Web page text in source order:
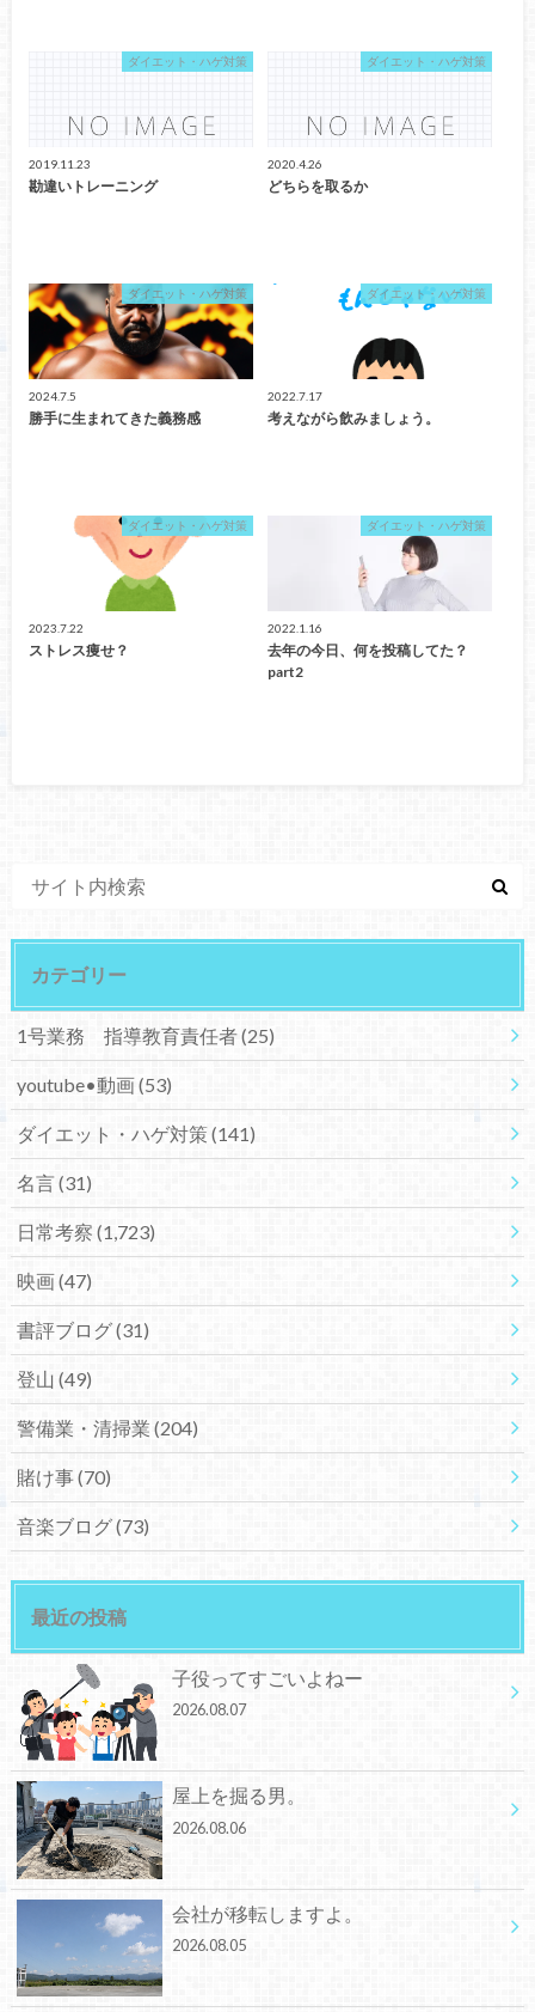
ダイエット・ハゲ対策
2019.11.23
勘違いトレーニング
ダイエット・ハゲ対策
2020.4.26
どちらを取るか
ダイエット・ハゲ対策
2024.7.5
勝手に生まれてきた義務感
ダイエット・ハゲ対策
2022.7.17
考えながら飲みましょう。
ダイエット・ハゲ対策
2023.7.22
ストレス痩せ？
ダイエット・ハゲ対策
2022.1.16
去年の今日、何を投稿してた？
part2
カテゴリー
1号業務 指導教育責任者(25)
youtube•動画(53)
ダイエット・ハゲ対策(141)
名言(31)
日常考察 (1,723)
映画(47)
書評ブログ(31)
登山 (49)
警備業・清掃業 (204)
賭け事(70)
音楽ブログ(73)
最近の投稿
子役ってすごいよねー
2026.08.07
屋上を掘る男。
2026.08.06
会社が移転しますよ。
2026.08.05